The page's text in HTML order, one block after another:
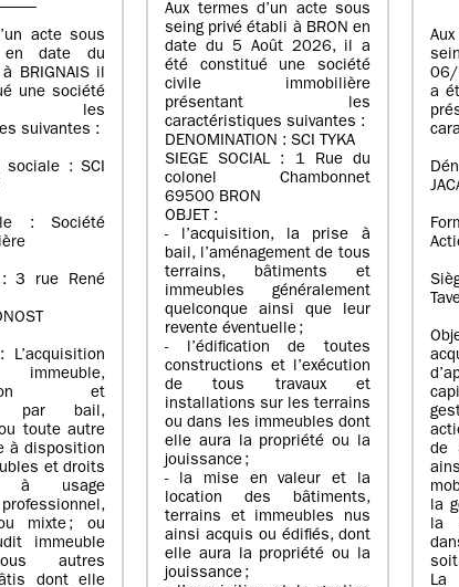
acte sous
en date du
BRIGNAIS il
une société
les
suivantes :
sociale : SCI
: Société
3 rue René
et
par bail,
toute autre
à disposition
et droits
à usage
mixte ; ou
immeuble
autres
dont elle
Aux termes d’un acte sous
seing privé établi à BRON en
date du 5 Août 2026, il a
été constitué une société
civile immobilière
présentant les
caractéristiques suivantes :
DENOMINATION : SCI TYKA
SIEGE SOCIAL : 1 Rue du
colonel Chambonnet
69500 BRON
OBJET :
- l’acquisition, la prise à
bail, l’aménagement de tous
terrains, bâtiments et
immeubles généralement
quelconque ainsi que leur
revente éventuelle ;
- l’édification de toutes
constructions et l’exécution
de tous travaux et
installations sur les terrains
ou dans les immeubles dont
elle aura la propriété ou la
jouissance ;
- la mise en valeur et la
location des bâtiments,
terrains et immeubles nus
ainsi acquis ou édifiés, dont
elle aura la propriété ou la
jouissance ;
06/
a
de
la
la
soit